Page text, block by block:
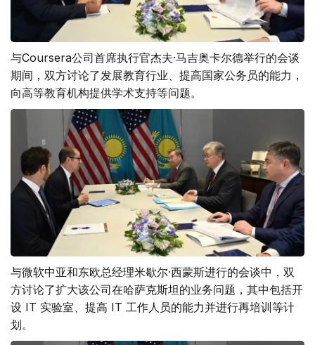
与Coursera公司首席执行官杰夫·马吉奥卡尔德举行的会谈
期间，双方讨论了发展教育行业、提高国家公务员的能力，
向高等教育机构提供学术支持等问题。
与微软中亚和东欧总经理米歇尔·西蒙斯进行的会谈中，双
方讨论了扩大该公司在哈萨克斯坦的业务问题，其中包括开
设 IT 实验室、提高 IT 工作人员的能力并进行再培训等计
划。